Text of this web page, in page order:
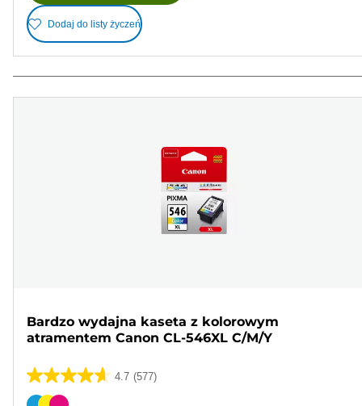
Dodaj do listy życzeń
Bardzo wydajna kaseta z kolorowym
atramentem Canon CL-546XL C/M/Y
4.7 (577)
4.7